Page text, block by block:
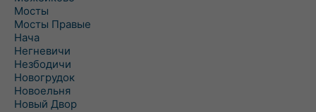
Мосты
Мосты Правые
Нача
Негневичи
Незбодичи
Новогрудок
Новоельня
Новый Двор